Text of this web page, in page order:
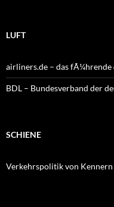
LUFT
airliners.de – das
BDL – Bundesverband der
SCHIENE
Verkehrspolitik von Kennern